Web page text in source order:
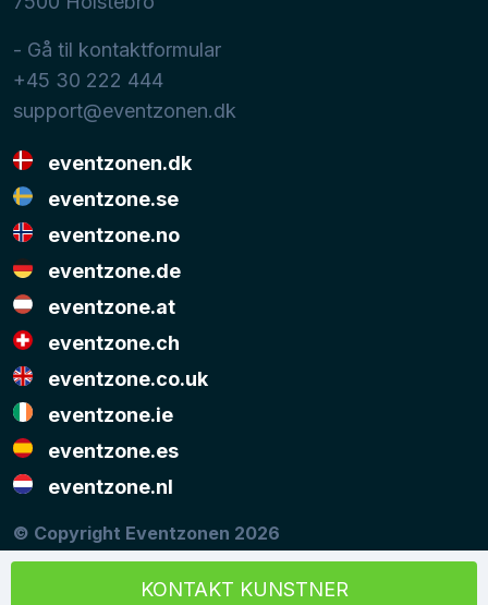
KONTAKT KUNSTNER
- Gå til kontaktformular
+45 30 222 444
support@eventzonen.dk
eventzonen.dk
eventzone.se
eventzone.no
eventzone.de
eventzone.at
eventzone.ch
eventzone.co.uk
eventzone.ie
eventzone.es
eventzone.nl
© Copyright Eventzonen 2026
Musikken på denne hjemmeside er stillet til rådighed
med tilladelse fraKODA og NCB